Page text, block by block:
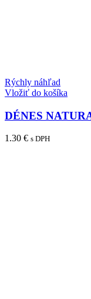
Rýchly náhľad
Vložiť do košíka
DÉNES
1.30 € s DPH